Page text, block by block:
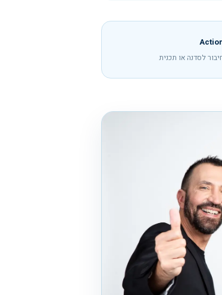
לסדנה או תכנית